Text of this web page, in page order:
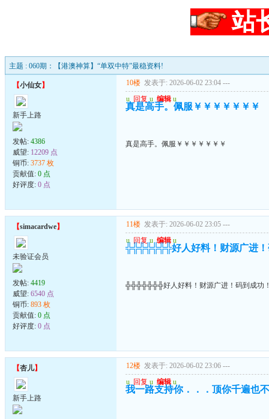
站
主题 : 060期：【港澳神算】“单双中特”最稳资料!
【小仙女】
新手上路
发帖: 4386
威望: 12209 点
铜币: 3737 枚
贡献值: 0 点
好评度: 0 点
10楼 发表于: 2026-06-02 23:04 ---
u 回复 u 编辑 u
真是高手。佩服￥￥￥￥￥￥￥
真是高手。佩服￥￥￥￥￥￥￥
【simacardwe】
未验证会员
发帖: 4419
威望: 6540 点
铜币: 893 枚
贡献值: 0 点
好评度: 0 点
11楼 发表于: 2026-06-02 23:05 ---
u 回复 u 编辑 u
╬╬╬╬╬╬╬好人好料！财源广进！
╬╬╬╬╬╬╬好人好料！财源广进！码到成功
【杏儿】
新手上路
12楼 发表于: 2026-06-02 23:06 ---
u 回复 u 编辑 u
我一路支持你．．．顶你千遍也